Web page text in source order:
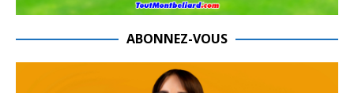
ABONNEZ-VOUS